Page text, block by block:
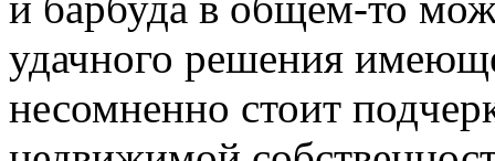
удачного решения
несомненно стоит